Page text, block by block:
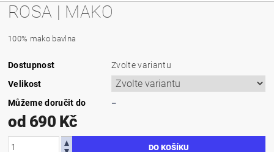
ROSA | MAKO
100% mako bavlna
Dostupnost
Zvolte variantu
Velikost
Můžeme doručit do
–
od 690 Kč